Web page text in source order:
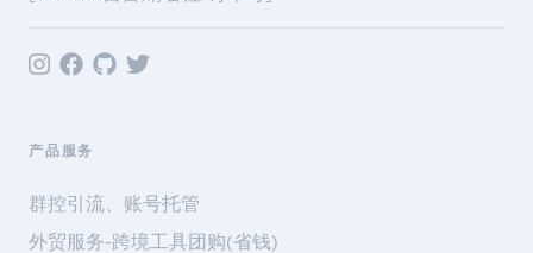
产品服务
群控引流、账号托管
外贸服务-跨境工具团购(省钱)